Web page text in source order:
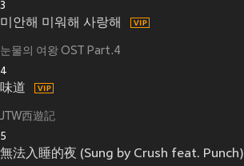
3
미안해 미워해 사랑해
눈물의 여왕 OST Part.4
4
味道
JTW西遊記
5
無法入睡的夜 (Sung by Crush feat. Punch)